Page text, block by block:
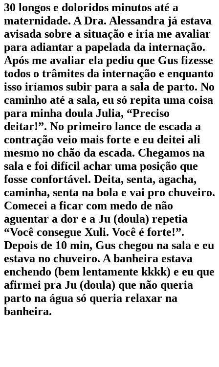
30 longos e doloridos minutos até a
maternidade. A Dra. Alessandra já estava
avisada sobre a situação e iria me avaliar
para adiantar a papelada da internação.
Após me avaliar ela pediu que Gus fizesse
todos o trâmites da internação e enquanto
isso iríamos subir para a sala de parto. No
caminho até a sala, eu só repita uma coisa
para minha doula Julia, “Preciso
deitar!”. No primeiro lance de escada a
contração veio mais forte e eu deitei ali
mesmo no chão da escada. Chegamos na
sala e foi difícil achar uma posição que
fosse confortável. Deita, senta, agacha,
caminha, senta na bola e vai pro chuveiro.
Comecei a ficar com medo de não
aguentar a dor e a Ju (doula) repetia
“Você consegue Xuli. Você é forte!”.
Depois de 10 min, Gus chegou na sala e eu
estava no chuveiro. A banheira estava
enchendo (bem lentamente kkkk) e eu que
afirmei pra Ju (doula) que não queria
parto na água só queria relaxar na
banheira.